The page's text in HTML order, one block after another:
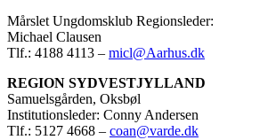
Mårslet Ungdomsklub Regionsleder:
Michael Clausen
Tlf.: 4188 4113 – micl@Aarhus.dk
REGION SYDVESTJYLLAND
Samuelsgården, Oksbøl
Institutionsleder: Conny Andersen
Tlf.: 5127 4668 – coan@varde.dk